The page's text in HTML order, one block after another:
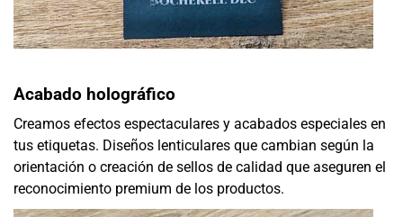
Acabado holográfico
Creamos efectos espectaculares y acabados especiales en
tus etiquetas. Diseños lenticulares que cambian según la
orientación o creación de sellos de calidad que aseguren el
reconocimiento premium de los productos.